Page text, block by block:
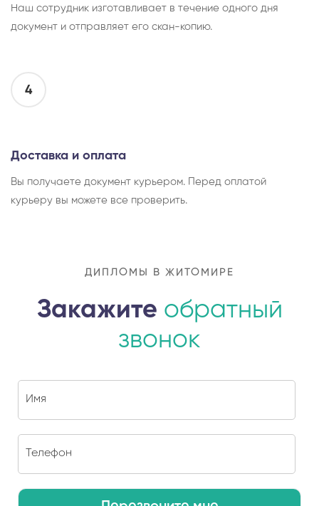
Наш сотрудник изготавливает в течение одного дня
документ и отправляет его скан-копию.
4
Доставка и оплата
Вы получаете документ курьером. Перед оплатой
курьеру вы можете все проверить.
ДИПЛОМЫ В ЖИТОМИРЕ
Закажите обратный
звонок